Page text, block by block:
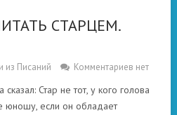
СТАРЦЕМ.
из Писаний Комментариев нет
сказал: Стар не тот, у кого голова
юношу, если он обладает